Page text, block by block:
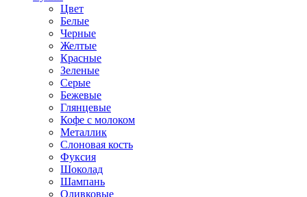
Цвет
Белые
Черные
Желтые
Красные
Зеленые
Серые
Бежевые
Глянцевые
Кофе с молоком
Металлик
Слоновая кость
Фуксия
Шоколад
Шампань
Оливковые